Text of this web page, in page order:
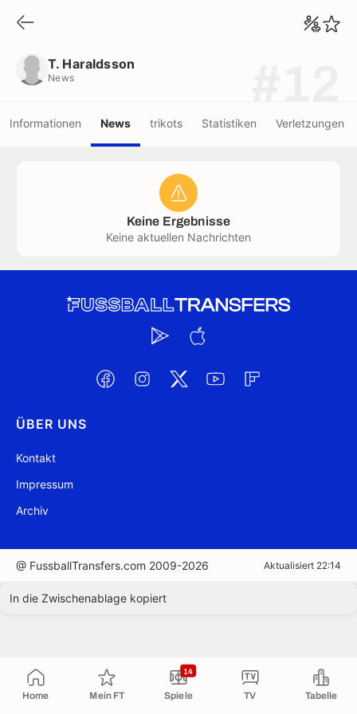
Home Mein FT Spiele
14
TV Tabelle
T. Haraldsson
News
Informationen News trikots Statistiken Verletzungen
Keine Ergebnisse
Keine aktuellen Nachrichten
ÜBER UNS
Kontakt
Impressum
Archiv
@ FussballTransfers.com 2009-2026 Aktualisiert 22:14
In die Zwischenablage kopiert